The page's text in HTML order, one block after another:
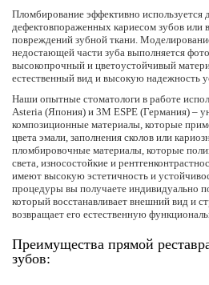
Пломбирование эффективно используется
дефектовпораженных кариесом зубов или
повреждений зубной ткани.
недостающей части зуба выполняется
высокопрочный и цветоустойчивый
естественный вид и высокую надежность
Наши опытные стоматологи в работе
Asteria (Япония) и 3M ESPE (Германия) –
композиционные материалы, которые
цвета эмали, заполнения сколов или
пломбировочные материалы, которые
света, износостойкие и
имеют высокую эстетичность и
процедуры вы получаете индивидуально
который восстанавливает внешний вид и
возвращает его естественную
Преимущества прямой
зубов: